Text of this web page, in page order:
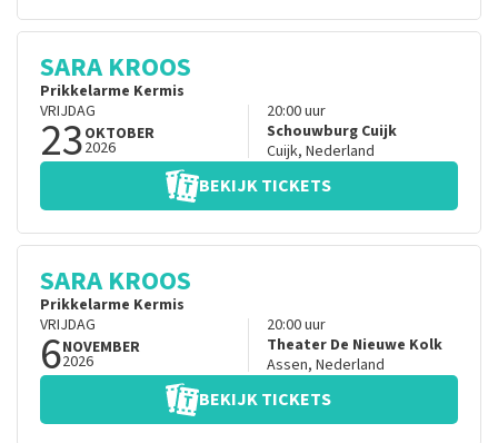
SARA KROOS
Prikkelarme Kermis
VRIJDAG
23OKTOBER
2026
20:00uur
Schouwburg Cuijk
Cuijk, Nederland
BEKIJK TICKETS
SARA KROOS
Prikkelarme Kermis
VRIJDAG
6NOVEMBER
2026
20:00uur
Theater De Nieuwe Kolk
Assen, Nederland
BEKIJK TICKETS